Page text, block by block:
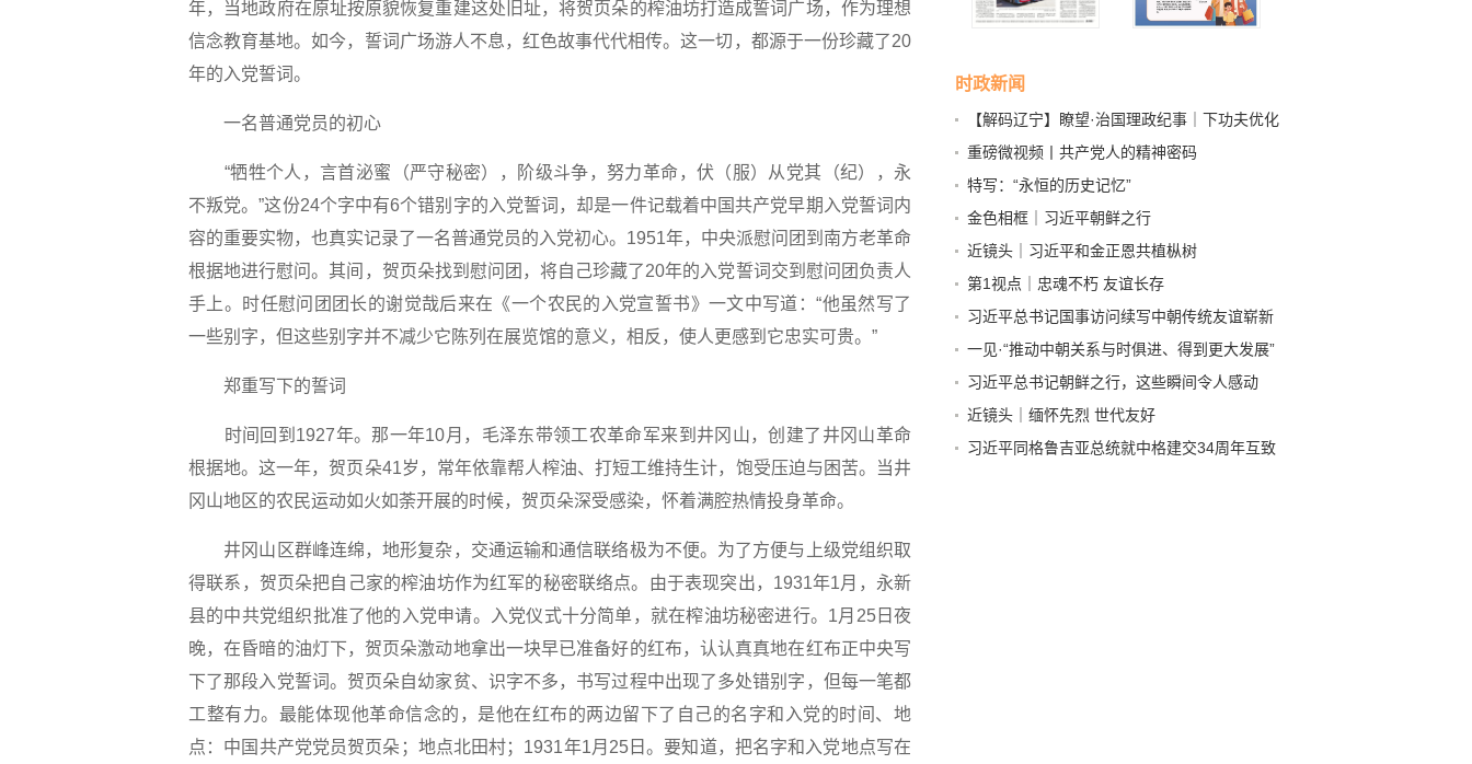
年，当地政府在原址按原貌恢复重建这处旧址，将贺页朵的榨油坊打造成誓词广场，作为理想
信念教育基地。如今，誓词广场游人不息，红色故事代代相传。这一切，都源于一份珍藏了20
年的入党誓词。
一名普通党员的初心
“牺牲个人，言首泌蜜（严守秘密），阶级斗争，努力革命，伏（服）从党其（纪），永
不叛党。”这份24个字中有6个错别字的入党誓词，却是一件记载着中国共产党早期入党誓词内
容的重要实物，也真实记录了一名普通党员的入党初心。1951年，中央派慰问团到南方老革命
根据地进行慰问。其间，贺页朵找到慰问团，将自己珍藏了20年的入党誓词交到慰问团负责人
手上。时任慰问团团长的谢觉哉后来在《一个农民的入党宣誓书》一文中写道：“他虽然写了
一些别字，但这些别字并不减少它陈列在展览馆的意义，相反，使人更感到它忠实可贵。”
郑重写下的誓词
时间回到1927年。那一年10月，毛泽东带领工农革命军来到井冈山，创建了井冈山革命
根据地。这一年，贺页朵41岁，常年依靠帮人榨油、打短工维持生计，饱受压迫与困苦。当井
冈山地区的农民运动如火如荼开展的时候，贺页朵深受感染，怀着满腔热情投身革命。
井冈山区群峰连绵，地形复杂，交通运输和通信联络极为不便。为了方便与上级党组织取
得联系，贺页朵把自己家的榨油坊作为红军的秘密联络点。由于表现突出，1931年1月，永新
县的中共党组织批准了他的入党申请。入党仪式十分简单，就在榨油坊秘密进行。1月25日夜
晚，在昏暗的油灯下，贺页朵激动地拿出一块早已准备好的红布，认认真真地在红布正中央写
下了那段入党誓词。贺页朵自幼家贫、识字不多，书写过程中出现了多处错别字，但每一笔都
工整有力。最能体现他革命信念的，是他在红布的两边留下了自己的名字和入党的时间、地
点：中国共产党党员贺页朵；地点北田村；1931年1月25日。要知道，把名字和入党地点写在
时政新闻
【解码辽宁】瞭望·治国理政纪事｜下功夫优化
营商环境
重磅微视频丨共产党人的精神密码
特写：“永恒的历史记忆”
金色相框｜习近平朝鲜之行
近镜头｜习近平和金正恩共植枞树
第1视点｜忠魂不朽 友谊长存
习近平总书记国事访问续写中朝传统友谊崭新
篇章
一见·“推动中朝关系与时俱进、得到更大发展”
习近平总书记朝鲜之行，这些瞬间令人感动
近镜头｜缅怀先烈 世代友好
习近平同格鲁吉亚总统就中格建交34周年互致